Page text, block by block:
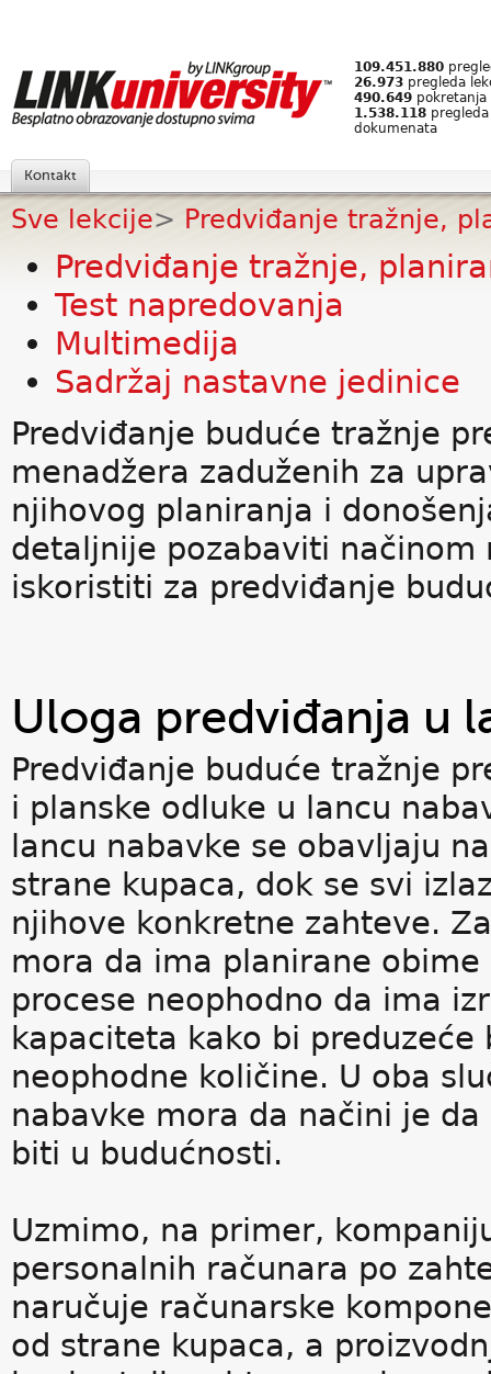
109.451.880
26.973 pregleda
490.649 pokretanja
1.538.118
dokumenata
Kontakt
Sve lekcije> Predviđanje tražnje,
Predviđanje tražnje,
Test napredovanja
Multimedija
Sadržaj nastavne jedinice
Predviđanje buduće tražnje
menadžera zaduženih za
njihovog planiranja i
detaljnije pozabaviti
iskoristiti za predviđanje
Uloga predviđanja u
Predviđanje buduće tražnje
i planske odluke u lancu
lancu nabavke se obavljaju
strane kupaca, dok se svi
njihove konkretne zahteve.
mora da ima planirane
procese neophodno da ima
kapaciteta kako bi
neophodne količine. U oba
nabavke mora da načini je
biti u budućnosti.
Uzmimo, na primer,
personalnih računara po
naručuje računarske
od strane kupaca, a